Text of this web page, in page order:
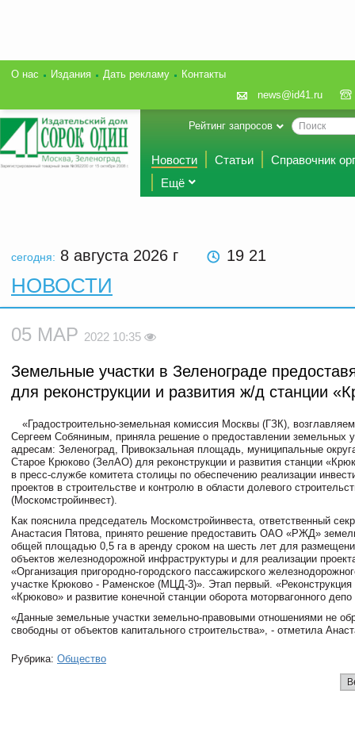
О нас Издания Дать рекламу
Контакты
news@id41.ru
Рейтинг запросов
Новости Статьи
Справочник
Ещё
сегодня: 8 августа 2026 г 19 21
НОВОСТИ
05 МАР 2022 10:35
Земельные участки в Зеленограде
для реконструкции и развития ж/д станции
«Градостроительно-земельная комиссия Москвы (ГЗК),
Сергеем Собяниным, приняла решение о предоставлении земельных
адресам: Зеленоград, Привокзальная площадь, муниципальные
Старое Крюково (ЗелАО) для реконструкции и развития станции
в пресс-службе комитета столицы по обеспечению реализации
проектов в строительстве и контролю в области долевого
(Москомстройинвест).
Как пояснила председатель Москомстройинвеста, ответственный
Анастасия Пятова, принято решение предоставить ОАО «РЖД»
общей площадью 0,5 га в аренду сроком на шесть лет для
объектов железнодорожной инфраструктуры и для реализации
«Организация пригородно-городского пассажирского
участке Крюково - Раменское (МЦД-3)». Этап первый. «Реконструкция
«Крюково» и развитие конечной станции оборота моторвагонного
«Данные земельные участки земельно-правовыми отношениями не
свободны от объектов капитального строительства», - отметила
Рубрика: Общество